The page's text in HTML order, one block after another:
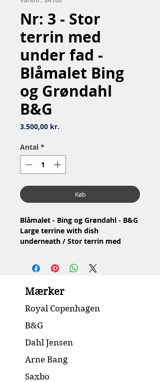
Nr: 3 - Stor
terrin med
under fad -
Blåmalet Bing
og Grøndahl
B&G
3.500,00 kr.
Antal *
Køb
Blåmalet - Bing og Grøndahl - B&G
Large terrine with dish
underneath / Stor terrin med
Nr: 3
Material: Porcelain / Porcelæn
Condition:Burning crack at the
bottom of the dish
/ Brændings
revne i bunden af fadet
Dimension: H29 x 32 cm
Mærker
Royal Copenhagen
B&G
Dahl Jensen
Arne Bang
Saxbo